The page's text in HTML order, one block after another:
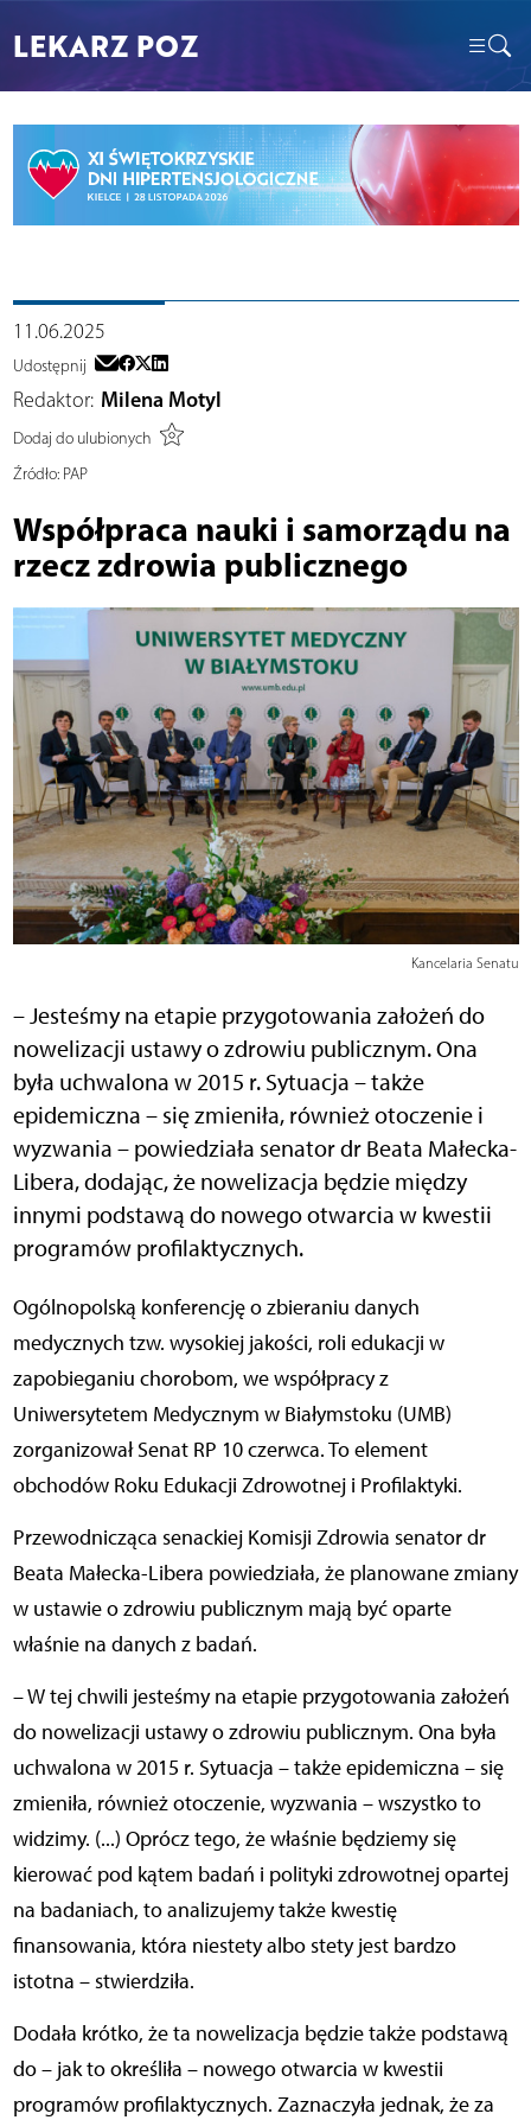
LEKARZ POZ
11.06.2025
Udostępnij
Redaktor: Milena Motyl
Dodaj do ulubionych
Źródło:PAP
Współpraca nauki i samorządu na
rzecz zdrowia publicznego
Kancelaria Senatu
– Jesteśmy na etapie przygotowania założeń do
nowelizacji ustawy o zdrowiu publicznym. Ona
była uchwalona w 2015 r. Sytuacja – także
epidemiczna – się zmieniła, również otoczenie i
wyzwania – powiedziała senator dr Beata Małecka-
Libera, dodając, że nowelizacja będzie między
innymi podstawą do nowego otwarcia w kwestii
programów profilaktycznych.
Ogólnopolską konferencję o zbieraniu danych
medycznych tzw. wysokiej jakości, roli edukacji w
zapobieganiu chorobom, we współpracy z
Uniwersytetem Medycznym w Białymstoku (UMB)
zorganizował Senat RP 10 czerwca. To element
obchodów Roku Edukacji Zdrowotnej i Profilaktyki.
Przewodnicząca senackiej Komisji Zdrowia senator dr
Beata Małecka-Libera powiedziała, że planowane zmiany
w ustawie o zdrowiu publicznym mają być oparte
właśnie na danych z badań.
– W tej chwili jesteśmy na etapie przygotowania założeń
do nowelizacji ustawy o zdrowiu publicznym. Ona była
uchwalona w 2015 r. Sytuacja – także epidemiczna – się
zmieniła, również otoczenie, wyzwania – wszystko to
widzimy. (...) Oprócz tego, że właśnie będziemy się
kierować pod kątem badań i polityki zdrowotnej opartej
na badaniach, to analizujemy także kwestię
finansowania, która niestety albo stety jest bardzo
istotna – stwierdziła.
Dodała krótko, że ta nowelizacja będzie także podstawą
do – jak to określiła – nowego otwarcia w kwestii
programów profilaktycznych. Zaznaczyła jednak, że za